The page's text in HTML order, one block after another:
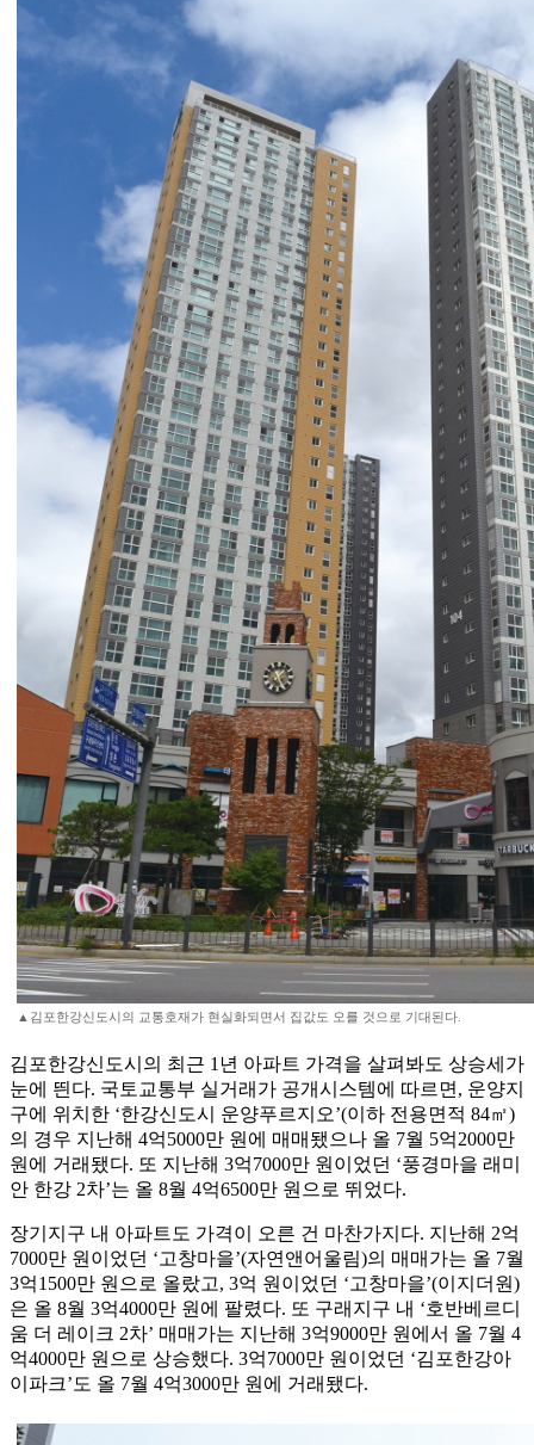
▲김포한강신도시의 교통호재가 현실화되면서 집값도 오를 것으로 기대된다.
김포한강신도시의 최근 1년 아파트 가격을 살펴봐도 상승세가
눈에 띈다. 국토교통부 실거래가 공개시스템에 따르면, 운양지
구에 위치한 ‘한강신도시 운양푸르지오’(이하 전용면적 84㎡)
의 경우 지난해 4억5000만 원에 매매됐으나 올 7월 5억2000만
원에 거래됐다. 또 지난해 3억7000만 원이었던 ‘풍경마을 래미
안 한강 2차’는 올 8월 4억6500만 원으로 뛰었다.
장기지구 내 아파트도 가격이 오른 건 마찬가지다. 지난해 2억
7000만 원이었던 ‘고창마을’(자연앤어울림)의 매매가는 올 7월
3억1500만 원으로 올랐고, 3억 원이었던 ‘고창마을’(이지더원)
은 올 8월 3억4000만 원에 팔렸다. 또 구래지구 내 ‘호반베르디
움 더 레이크 2차’ 매매가는 지난해 3억9000만 원에서 올 7월 4
억4000만 원으로 상승했다. 3억7000만 원이었던 ‘김포한강아
이파크’도 올 7월 4억3000만 원에 거래됐다.